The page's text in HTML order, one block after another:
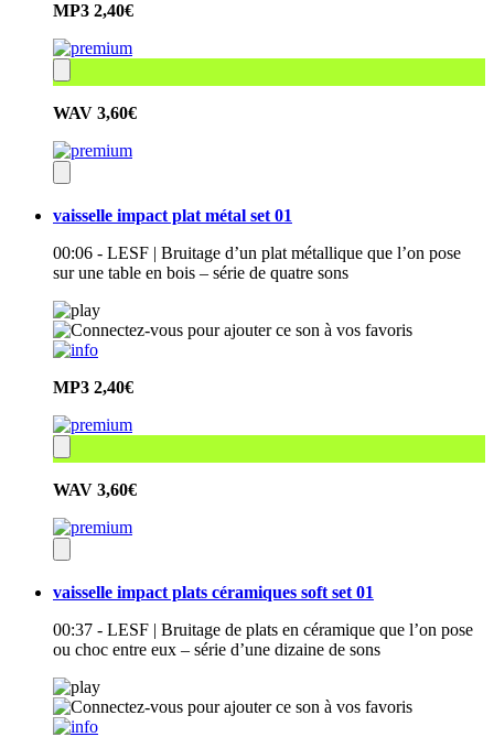
MP3 2,40€
WAV 3,60€
vaisselle impact plat métal set 01
00:06 - LESF | Bruitage d’un plat métallique que l’on pose
sur une table en bois – série de quatre sons
MP3 2,40€
WAV 3,60€
vaisselle impact plats céramiques soft set 01
00:37 - LESF | Bruitage de plats en céramique que l’on pose
ou choc entre eux – série d’une dizaine de sons